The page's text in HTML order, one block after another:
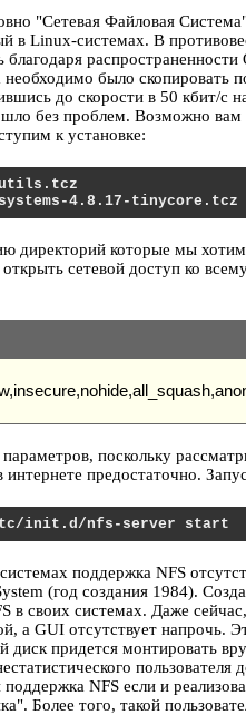
"Сетевая Файловая
в Linux-системах. В
необходимо было
до скорости в 50 кбит/с
без проблем. Возможно
к установке:
4.8.17-tinycore.tcz
директорий которые мы
сетевой доступ ко
поскольку
интернете предостаточно.
init.d/nfs-server start
поддержка NFS
(год создания 1984).
в своих системах. Даже
а GUI отсутствует напрочь.
диск придется монтировать
NFS если и
Более того, такой